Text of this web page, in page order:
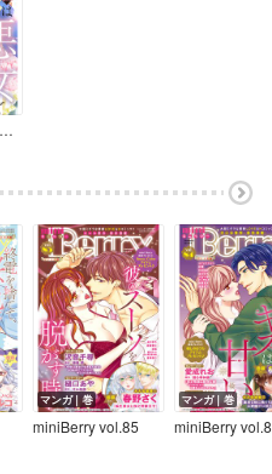
マンガ｜巻
miniBerry vol.85
マンガ｜巻
miniBerry